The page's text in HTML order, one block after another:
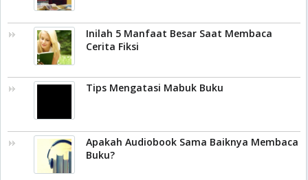
Inilah 5 Manfaat Besar Saat Membaca
Cerita Fiksi
Tips Mengatasi Mabuk Buku
Apakah Audiobook Sama Baiknya Membaca
Buku?